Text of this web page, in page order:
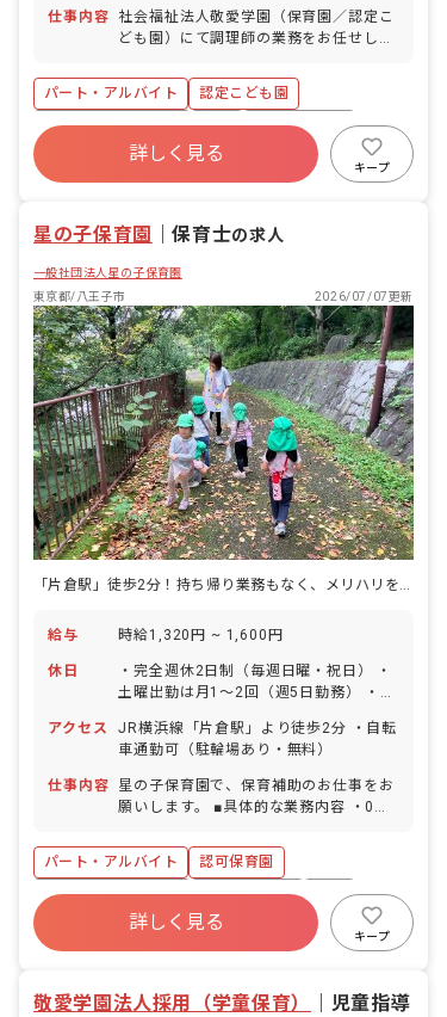
100％） ■バースデイ休暇 ・お休みの取
りやすさについて ライフステージに合わ
がしやすい環境で、子育てや家庭との両
立も実現できます。
ため、採用後に各施設より案内いたしま
す）
仕事内容
社会福祉法人敬愛学園（保育園／認定こ
ども園）にて調理師の業務をお任せしま
（おやつ作りや給食づくり） ・調理補助
・調理室の掃除や片付け ■勤務施設 以下
いずれかの勤務になります。（応募時に
ご相談ください。） 敬愛こども園：東京
都八王子市散田町5-3-1 敬愛たかお保育
3-53-1 敬愛ハーモニ一保育園：東京都八
園：東京都八王子市散田町5-8-20 敬愛シ
ンフォニー保育園：東京都八王子市散田
町4-7-11 敬愛高倉保育園：東京都八王子
市高倉町46-1 敬愛フレンド保育園：東
京都八王子市上柚木3-7 敬愛きたの保育
園：東京都八王子市北野町545-3 多摩境
敬愛保育園：東京都町田市小山町4464
敬愛桃の実保育園：東京都町田市小山ヶ
丘3-28
パート・アルバイト
認定こども園
ボーナス・賞与あり
有給
福利厚生充実
昇給昇進あり
産休育休制度
社会福祉法人
詳しく見る
キープ
星の子保育園 ｜保育士の求人
一般社団法人星の子保育園
東京都/八王子市
2026/07/07更新
「片倉駅」徒歩2分！持ち帰り業務もなく、メリハリをつけて働けます♪
給与 時給1,320円 ~ 1,600円
休日
・完全週休2日制（毎週日曜・祝日） ・
土曜出勤は月1～2回（週5日勤務） ・行
回程度） ・年末年始休暇 6日（12月29
日～1月3日） ・有給休暇（勤務6カ月経
過後10日付与／法定通り）
アクセス
JR横浜線「片倉駅」より徒歩2分 ・自転
車通勤可（駐輪場あり・無料）
仕事内容
星の子保育園で、保育補助のお仕事をお
願いします。 ■具体的な業務内容 ・0歳
補助（保育で使うものの準備や片付け
等） ・お部屋、トイレ、園庭等の清掃
（分担制） ・園児の制作や、行事の衣
装・小道具づくりの補助 ・障がい児補助
（子どもが自分から活動に入れるように
パート・アルバイト
認可保育園
ボーナス・賞与あり
社会保険完備
有給
福利厚生充実
残業少なめ
昇給昇進あり
詳しく見る
キープ
敬愛学園法人採用（学童保育）
児童指導